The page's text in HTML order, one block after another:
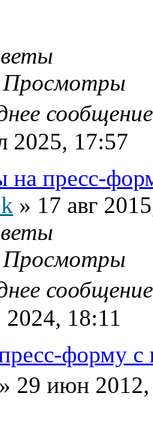
Просмотры
2025, 17:57
пресс-
» 17 авг
Просмотры
2024, 18:11
форму с
» 29 июн